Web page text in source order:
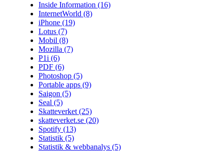
Inside Information (16)
InternetWorld (8)
iPhone (19)
Lotus (7)
Mobil (8)
Mozilla (7)
P1i (6)
PDF (6)
Photoshop (5)
Portable apps (9)
Saigon (5)
Seal (5)
Skatteverket (25)
skatteverket.se (20)
Spotify (13)
Statistik (5)
Statistik & webbanalys (5)